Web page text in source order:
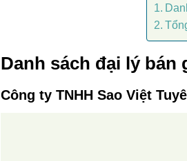
Danh sách đại lý bán
Công ty TNHH Sao Việt